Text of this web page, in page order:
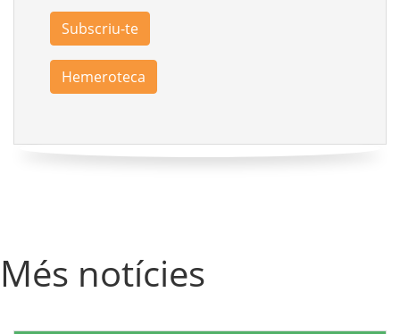
Subscriu-te
Hemeroteca
Més notícies